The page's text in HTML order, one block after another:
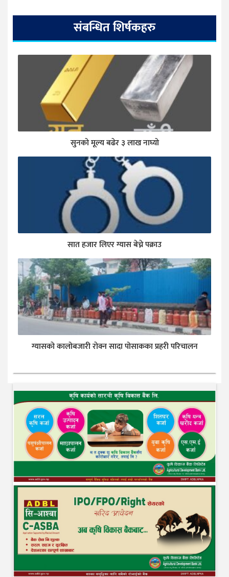
संबन्धित शिर्षकहरु
सुनकाे मूल्य बढेर ३ लाख नाघ्याे
सात हजार लिएर ग्यास बेच्ने पक्राउ
ग्यासकाे कालोबजारी राेक्न सादा पोसाकका प्रहरी परिचालन